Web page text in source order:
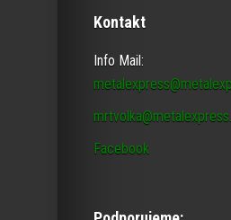
Kontakt
Info Mail:
Facebook